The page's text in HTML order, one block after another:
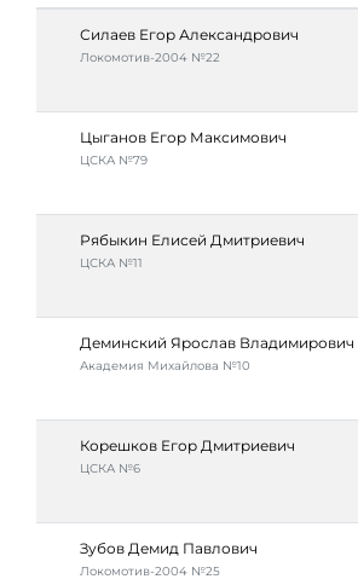
Силаев Егор Александрович
Локомотив-2004 №22
Цыганов Егор Максимович
ЦСКА №79
Рябыкин Елисей Дмитриевич
ЦСКА №11
Деминский Ярослав Владимирович
Академия Михайлова №10
Корешков Егор Дмитриевич
ЦСКА №6
Зубов Демид Павлович
Локомотив-2004 №25